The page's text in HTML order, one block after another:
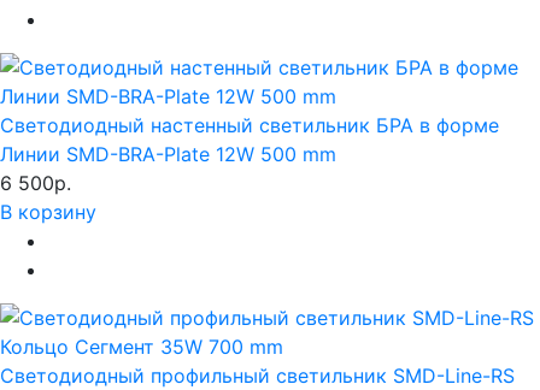
Светодиодный настенный светильник БРА в форме
Линии SMD-BRA-Plate 12W 500 mm
6 500р.
В корзину
Светодиодный профильный светильник SMD-Line-RS